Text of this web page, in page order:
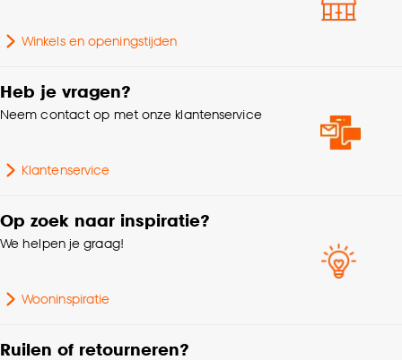
Goed om te weten is dat je deze keuze altijd nog
Winkels en openingstijden
Heb je vragen?
Neem contact op met onze klantenservice
Klantenservice
Op zoek naar inspiratie?
We helpen je graag!
Wooninspiratie
Ruilen of retourneren?